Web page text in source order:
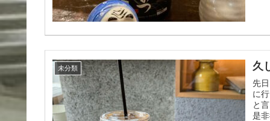
未分類 久
先
に
と
是